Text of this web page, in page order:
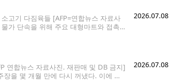
고기 다짐육들 [AFP=연합뉴스 자료사
가 단속을 위해 주요 대형마트와 접촉
2026.07.08
연합뉴스 자료사진. 재판매 및 DB 금지]
을 몇 개월 만에 다시 꺼냈다. 이에 덴
2026.07.08